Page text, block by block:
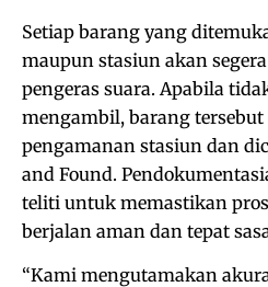
Setiap barang yang
maupun stasiun akan
pengeras suara. Apabila
mengambil, barang
pengamanan stasiun dan
and Found.
teliti untuk memastikan
berjalan aman dan tepat
“Kami mengutamakan